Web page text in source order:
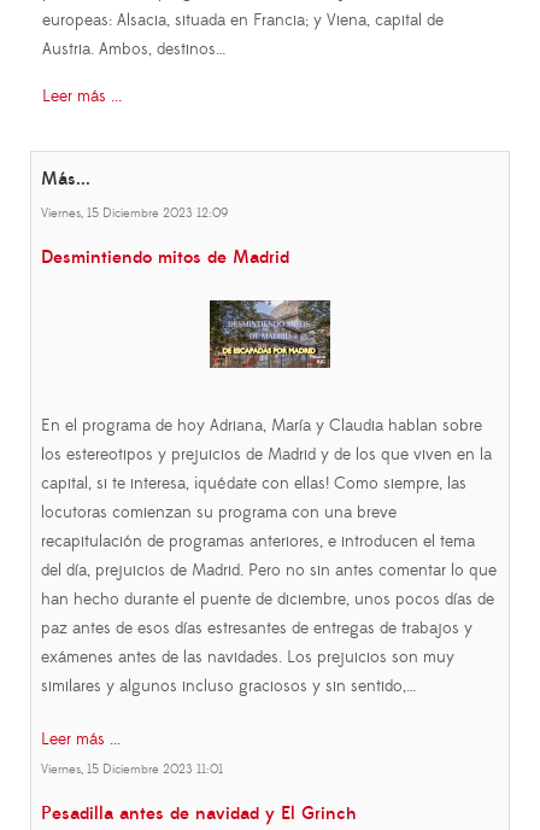
europeas: Alsacia, situada en Francia; y Viena, capital de
Austria. Ambos, destinos…
Leer más ...
Más...
Viernes, 15 Diciembre 2023 12:09
Desmintiendo mitos de Madrid
En el programa de hoy Adriana, María y Claudia hablan sobre
los estereotipos y prejuicios de Madrid y de los que viven en la
capital, si te interesa, ¡quédate con ellas! Como siempre, las
locutoras comienzan su programa con una breve
recapitulación de programas anteriores, e introducen el tema
del día, prejuicios de Madrid. Pero no sin antes comentar lo que
han hecho durante el puente de diciembre, unos pocos días de
paz antes de esos días estresantes de entregas de trabajos y
exámenes antes de las navidades. Los prejuicios son muy
similares y algunos incluso graciosos y sin sentido,…
Leer más ...
Viernes, 15 Diciembre 2023 11:01
Pesadilla antes de navidad y El Grinch